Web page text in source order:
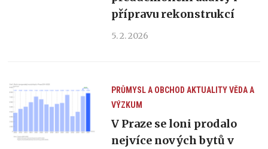
přípravu rekonstrukcí
5. 2. 2026
PRŮMYSL A OBCHOD AKTUALITYVĚDA A
VÝZKUM
V Praze se loni prodalo
nejvíce nových bytů v